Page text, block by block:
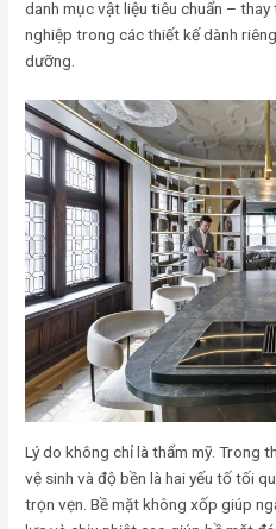
danh mục vật liệu tiêu chuẩn –
nghiệp trong các thiết kế dành
dưỡng.
Lý do không chỉ là thẩm mỹ. Trong
vệ sinh và độ bền là hai yếu tố tối
trọn vẹn. Bề mặt không xốp giúp